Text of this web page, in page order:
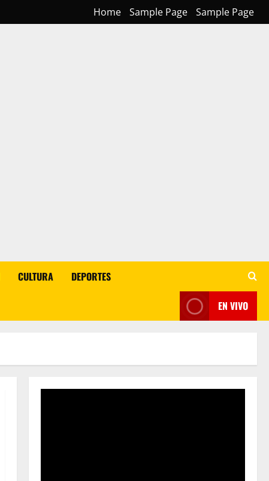
Home Sample Page Sample Page
CULTURA DEPORTES
EN VIVO